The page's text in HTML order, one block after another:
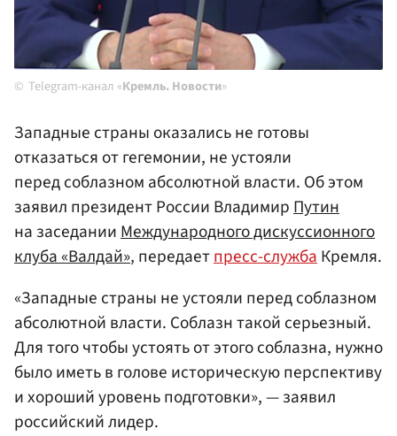
Telegram-канал «Кремль. Новости»
Западные страны оказались не готовы
отказаться от гегемонии, не устояли
перед соблазном абсолютной власти. Об этом
заявил президент России ВладимирПутин
на заседанииМеждународного дискуссионного
клуба «Валдай», передаетпресс-службаКремля.
«Западные страны не устояли перед соблазном
абсолютной власти. Соблазн такой серьезный.
Для того чтобы устоять от этого соблазна, нужно
было иметь в голове историческую перспективу
и хороший уровень подготовки», — заявил
российский лидер.